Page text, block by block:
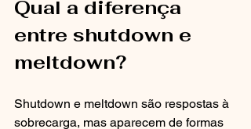
Qual a diferença
entre shutdown e
meltdown?
Shutdown e meltdown são respostas à
sobrecarga, mas aparecem de formas